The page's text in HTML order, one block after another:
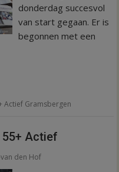
donderdag succesvol
van start gegaan. Er is
begonnen met een
Actief Gramsbergen
Actief
den Hof